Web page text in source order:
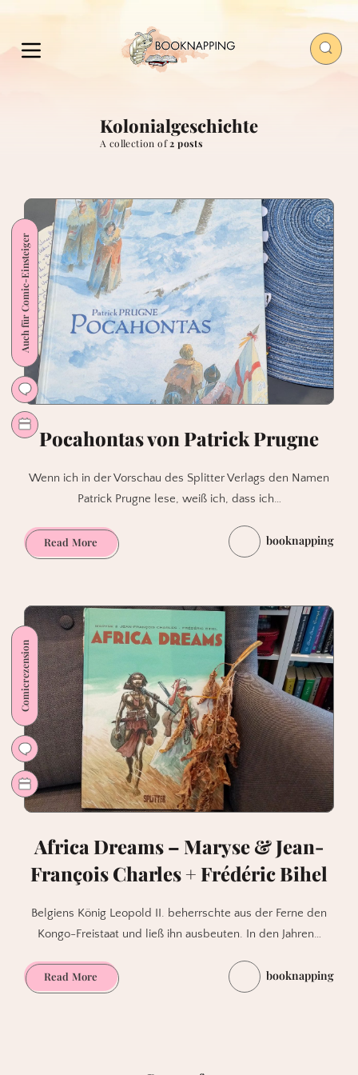
Kolonialgeschichte
A collection of2 posts
Auch für Comic-Einsteiger
Pocahontas von Patrick Prugne
Wenn ich in der Vorschau des Splitter Verlags den Namen
Patrick Prugne lese, weiß ich, dass ich…
Read MorePocahontas
von
booknapping
Comicrezension
Africa Dreams – Maryse & Jean-
François Charles + Frédéric Bihel
Belgiens König Leopold II. beherrschte aus der Ferne den
Kongo-Freistaat und ließ ihn ausbeuten. In den Jahren…
Read MoreAfrica
Dreams
booknapping